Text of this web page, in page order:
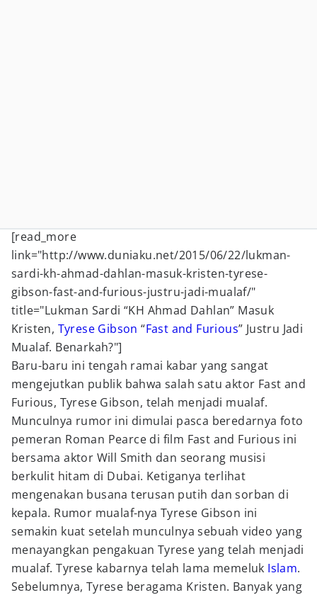
[read_more
link="http://www.duniaku.net/2015/06/22/lukman-
sardi-kh-ahmad-dahlan-masuk-kristen-tyrese-
gibson-fast-and-furious-justru-jadi-mualaf/"
title="Lukman Sardi “KH Ahmad Dahlan” Masuk
Kristen, Tyrese Gibson “Fast and Furious” Justru Jadi
Mualaf. Benarkah?"]
Baru-baru ini tengah ramai kabar yang sangat
mengejutkan publik bahwa salah satu aktor Fast and
Furious, Tyrese Gibson, telah menjadi mualaf.
Munculnya rumor ini dimulai pasca beredarnya foto
pemeran Roman Pearce di film Fast and Furious ini
bersama aktor Will Smith dan seorang musisi
berkulit hitam di Dubai. Ketiganya terlihat
mengenakan busana terusan putih dan sorban di
kepala. Rumor mualaf-nya Tyrese Gibson ini
semakin kuat setelah munculnya sebuah video yang
menayangkan pengakuan Tyrese yang telah menjadi
mualaf. Tyrese kabarnya telah lama memeluk Islam.
Sebelumnya, Tyrese beragama Kristen. Banyak yang